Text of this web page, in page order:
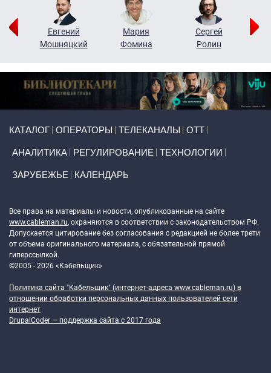
Евгений
Мошняцкий
Мария
Фомина
Сергей
Ролин
КАТАЛОГ ОПЕРАТОРЫ ТЕЛЕКАНАЛЫ ОТТ
АНАЛИТИКА РЕГУЛИРОВАНИЕ ТЕХНОЛОГИИ
ЗАРУБЕЖЬЕ КАЛЕНДАРЬ
Все права на материалы и новости, опубликованные на сайте
www.cableman.ru, охраняются в соответствии с законодательством РФ.
Допускается цитирование без согласования с редакцией не более трети
от объема оригинального материала, с обязательной прямой
гиперссылкой.
©2005 - 2026 «Кабельщик»
Политика сайта "Кабельщик" (интернет-адреса www.cableman.ru) в
отношении обработки персональных данных пользователей сети
интернет
DrupalCoder — поддержка сайта c 2017 года